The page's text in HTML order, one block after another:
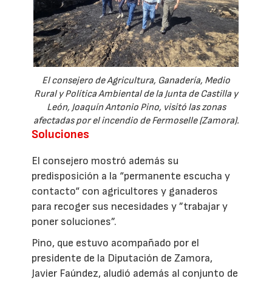
El consejero de Agricultura, Ganadería, Medio
Rural y Política Ambiental de la Junta de Castilla y
León, Joaquín Antonio Pino, visitó las zonas
afectadas por el incendio de Fermoselle (Zamora).
Soluciones
El consejero mostró además su
predisposición a la “permanente escucha y
contacto“ con agricultores y ganaderos
para recoger sus necesidades y ”trabajar y
poner soluciones”.
Pino, que estuvo acompañado por el
presidente de la Diputación de Zamora,
Javier Faúndez, aludió además al conjunto de